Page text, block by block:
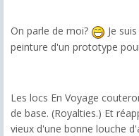
On parle de moi?
Je
peinture d'un prototype
Les locs En Voyage
de base. (Royalties.) Et
vieux d'une bonne louche